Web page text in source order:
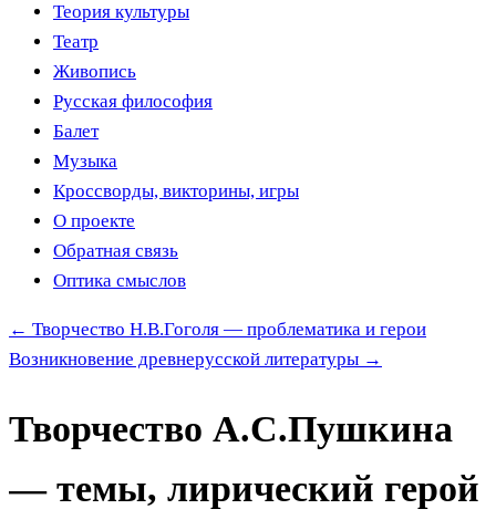
Теория культуры
Театр
Живопись
Русская философия
Балет
Музыка
Кроссворды, викторины, игры
О проекте
Обратная связь
Оптика смыслов
← Творчество Н.В.Гоголя — проблематика и герои
Возникновение древнерусской литературы →
Творчество А.С.Пушкина
— темы, лирический герой